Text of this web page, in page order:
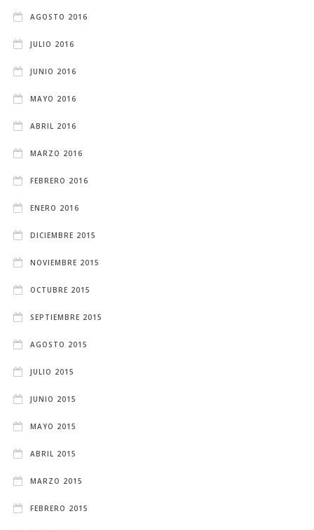
AGOSTO 2016
JULIO 2016
JUNIO 2016
MAYO 2016
ABRIL 2016
MARZO 2016
FEBRERO 2016
ENERO 2016
DICIEMBRE 2015
NOVIEMBRE 2015
OCTUBRE 2015
SEPTIEMBRE 2015
AGOSTO 2015
JULIO 2015
JUNIO 2015
MAYO 2015
ABRIL 2015
MARZO 2015
FEBRERO 2015